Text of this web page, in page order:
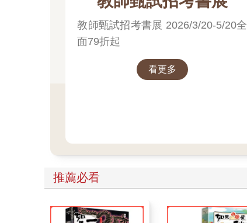
教師甄試招考書展 2026/3/20-5/20全
面79折起
看更多
推薦必看